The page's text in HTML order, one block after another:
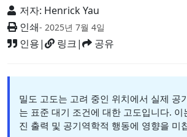
저자: Henrick Yau
인쇄- 2025년 7월 4일
인용| 링크| 공유
밀도 고도는 고려 중인 위치에서 실제 공
는 표준 대기 조건에 대한 고도입니다. 이
진 출력 및 공기역학적 행동에 영향을 미